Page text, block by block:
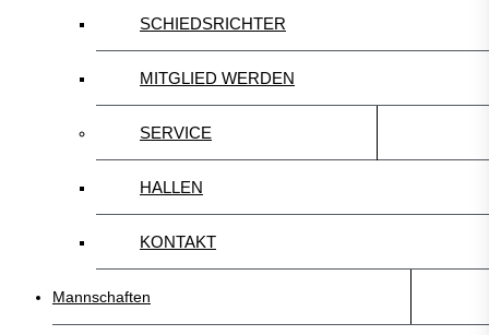
SCHIEDSRICHTER
MITGLIED WERDEN
SERVICE
HALLEN
KONTAKT
Mannschaften